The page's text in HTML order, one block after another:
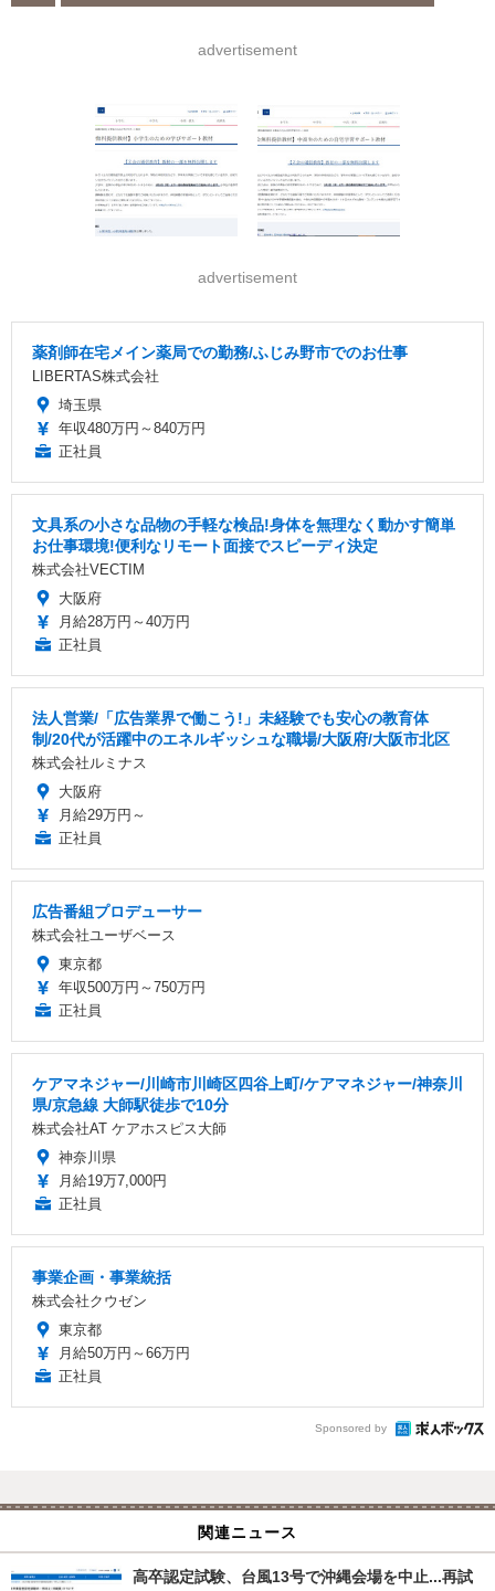
advertisement
advertisement
薬剤師在宅メイン薬局での勤務/ふじみ野市でのお仕事
LIBERTAS株式会社
埼玉県
年収480万円～840万円
正社員
文具系の小さな品物の手軽な検品!身体を無理なく動かす簡単
お仕事環境!便利なリモート面接でスピーディ決定
株式会社VECTIM
大阪府
月給28万円～40万円
正社員
法人営業/「広告業界で働こう!」未経験でも安心の教育体
制/20代が活躍中のエネルギッシュな職場/大阪府/大阪市北区
株式会社ルミナス
大阪府
月給29万円～
正社員
広告番組プロデューサー
株式会社ユーザベース
東京都
年収500万円～750万円
正社員
ケアマネジャー/川崎市川崎区四谷上町/ケアマネジャー/神奈川
県/京急線 大師駅徒歩で10分
株式会社AT ケアホスピス大師
神奈川県
月給19万7,000円
正社員
事業企画・事業統括
株式会社クウゼン
東京都
月給50万円～66万円
正社員
Sponsored by
関連ニュース
高卒認定試験、台風13号で沖縄会場を中止...再試